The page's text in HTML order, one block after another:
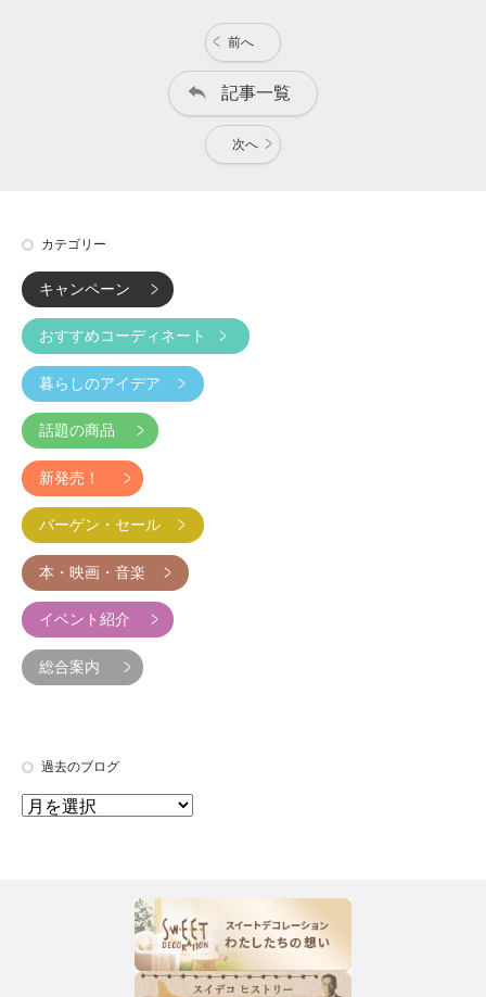
前へ
記事一覧
次へ
カテゴリー
キャンペーン
おすすめコーディネート
暮らしのアイデア
話題の商品
新発売！
バーゲン・セール
本・映画・音楽
イベント紹介
総合案内
過去のブログ